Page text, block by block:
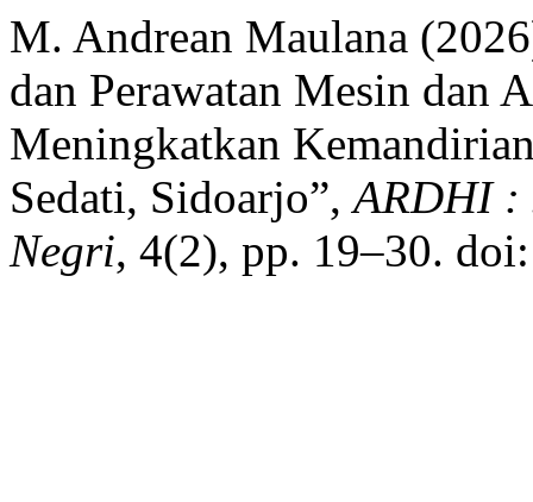
M. Andrean Maulana
dan Perawatan Mesin dan
Meningkatkan
Sedati, Sidoarjo”,ARDHI :
Negri, 4(2), pp. 19–30.